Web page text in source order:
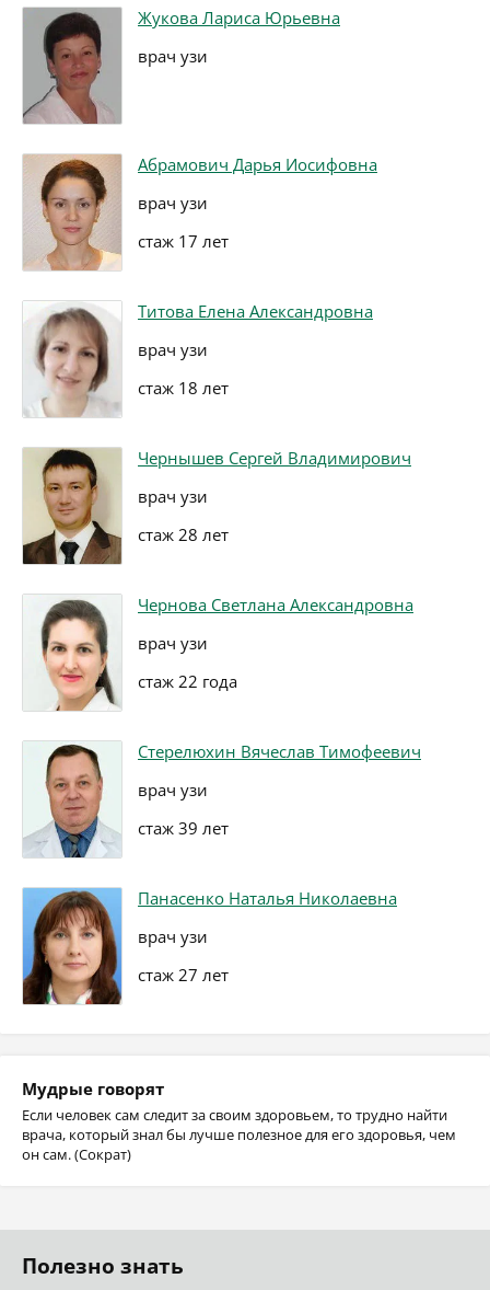
Жукова Лариса Юрьевна
врач узи
Абрамович Дарья Иосифовна
врач узи
стаж 17 лет
Титова Елена Александровна
врач узи
стаж 18 лет
Чернышев Сергей Владимирович
врач узи
стаж 28 лет
Чернова Светлана Александровна
врач узи
стаж 22 года
Стерелюхин Вячеслав Тимофеевич
врач узи
стаж 39 лет
Панасенко Наталья Николаевна
врач узи
стаж 27 лет
Мудрые говорят
Если человек сам следит за своим здоровьем, то трудно найти
врача, который знал бы лучше полезное для его здоровья, чем
он сам. (Сократ)
Полезно знать